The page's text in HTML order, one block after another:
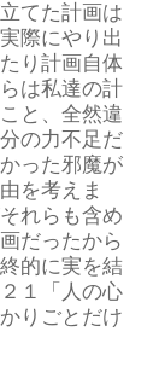
てた計画は
際にやり出
り計画自体
は私達の計
と、全然違
の力不足だ
った邪魔が
を考えま
れらも含め
だったから
的に実を結
１「人の心
りごとだけ